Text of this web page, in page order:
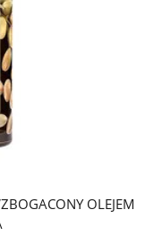
OLEJEM